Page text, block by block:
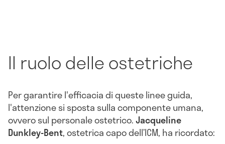
Il ruolo delle ostetriche
Per garantire l'efficacia di queste linee guida,
l'attenzione si sposta sulla componente umana,
ovvero sul personale ostetrico.Jacqueline
Dunkley-Bent, ostetrica capo dell’ICM, ha ricordato: